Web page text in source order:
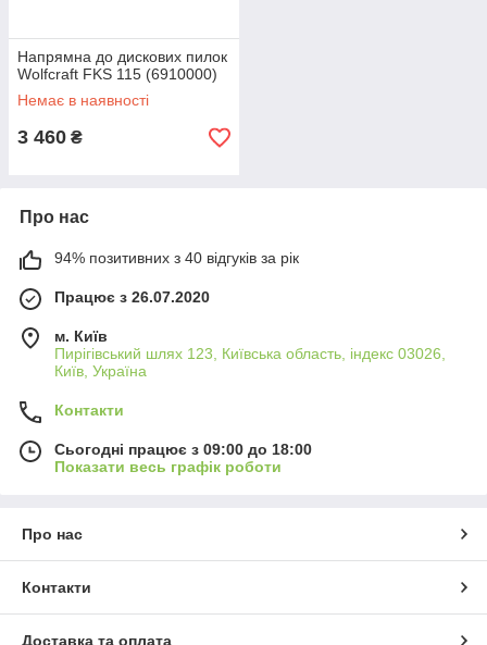
Напрямна до дискових пилок
Wolfcraft FKS 115 (6910000)
Немає в наявності
3 460 ₴
Про нас
94% позитивних з 40 відгуків за рік
Працює з 26.07.2020
м. Київ
Пирігівський шлях 123, Київська область, індекс 03026,
Київ, Україна
Контакти
Сьогодні працює з 09:00 до 18:00
Показати весь графік роботи
Про нас
Контакти
Доставка та оплата